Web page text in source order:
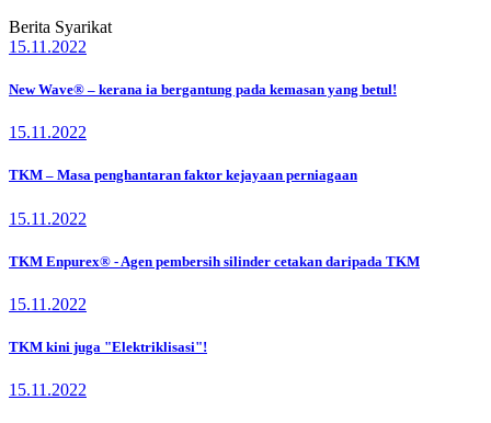
Berita Syarikat
15.11.2022
New Wave® – kerana ia bergantung pada kemasan yang betul!
15.11.2022
TKM – Masa penghantaran faktor kejayaan perniagaan
15.11.2022
TKM Enpurex® - Agen pembersih silinder cetakan daripada TKM
15.11.2022
TKM kini juga "Elektriklisasi"!
15.11.2022